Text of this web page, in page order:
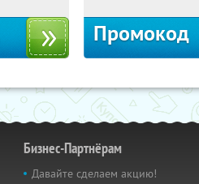
Промокод
Бизнес-Партнёрам
Давайте сделаем акцию!